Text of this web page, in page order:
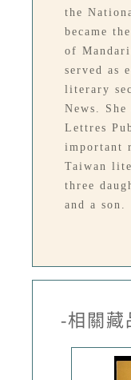
the
became
of
served as
literary
News.
Lettres
important
Taiwan
three
and a son.
-相關藏